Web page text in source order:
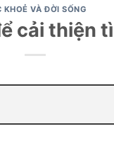
KHOẺ VÀ ĐỜI SỐNG
cải thiện